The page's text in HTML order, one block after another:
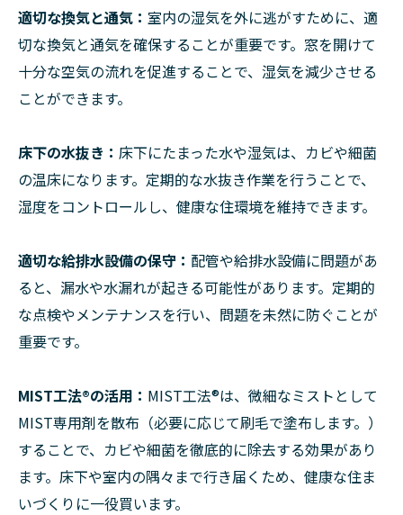
適切な換気と通気： 室内の湿気を外に逃がすために、適
切な換気と通気を確保することが重要です。窓を開けて
十分な空気の流れを促進することで、湿気を減少させる
ことができます。
床下の水抜き： 床下にたまった水や湿気は、カビや細菌
の温床になります。定期的な水抜き作業を行うことで、
湿度をコントロールし、健康な住環境を維持できます。
適切な給排水設備の保守： 配管や給排水設備に問題があ
ると、漏水や水漏れが起きる可能性があります。定期的
な点検やメンテナンスを行い、問題を未然に防ぐことが
重要です。
MIST工法®︎の活用： MIST工法®︎は、微細なミストとして
MIST専用剤を散布（必要に応じて刷毛で塗布します。）
することで、カビや細菌を徹底的に除去する効果があり
ます。床下や室内の隅々まで行き届くため、健康な住ま
いづくりに一役買います。